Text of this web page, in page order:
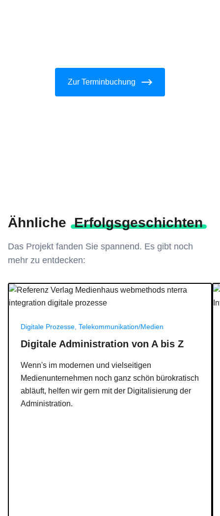
Zur Terminbuchung
Ähnliche Erfolgsgeschichten
Das Projekt fanden Sie spannend. Es gibt noch
mehr zu entdecken:
Digitale Prozesse, Telekommunikation/Medien
Digitale Administration von A bis Z
Wenn's im modernen und vielseitigen
Medienunternehmen noch ganz schön bürokratisch
abläuft, helfen wir gern mit der Digitalisierung der
Administration.